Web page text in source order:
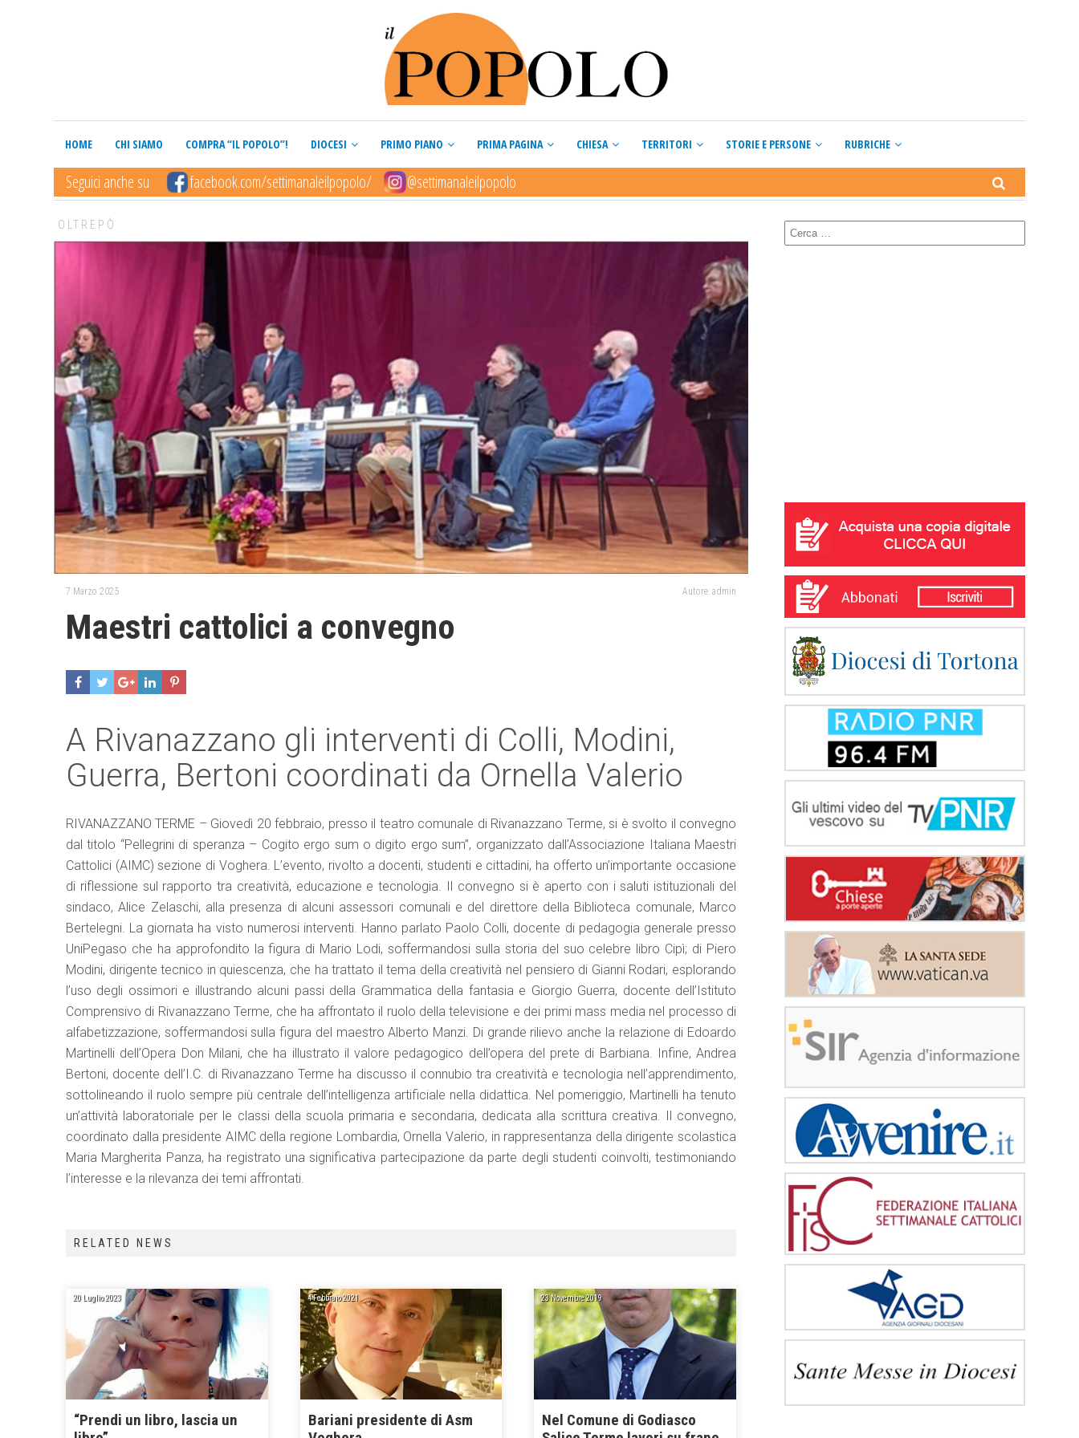
HOME CHI SIAMO COMPRA “IL POPOLO”! DIOCESI PRIMO PIANO PRIMA PAGINA CHIESA TERRITORI STORIE E PERSONE RUBRICHE
Seguici anche su facebook.com/settimanaleilpopolo/ @settimanaleilpopolo
OLTREPÒ
7 Marzo 2025 Autore: admin
Maestri cattolici a convegno
A Rivanazzano gli interventi di Colli, Modini,
Guerra, Bertoni coordinati da Ornella Valerio
RIVANAZZANO TERME – Giovedì 20 febbraio, presso il teatro comunale di Rivanazzano Terme, si è svolto il convegno
dal titolo “Pellegrini di speranza – Cogito ergo sum o digito ergo sum”, organizzato dall’Associazione Italiana Maestri
Cattolici (AIMC) sezione di Voghera. L’evento, rivolto a docenti, studenti e cittadini, ha offerto un’importante occasione
di riflessione sul rapporto tra creatività, educazione e tecnologia. Il convegno si è aperto con i saluti istituzionali del
sindaco, Alice Zelaschi, alla presenza di alcuni assessori comunali e del direttore della Biblioteca comunale, Marco
Bertelegni. La giornata ha visto numerosi interventi. Hanno parlato Paolo Colli, docente di pedagogia generale presso
UniPegaso che ha approfondito la figura di Mario Lodi, soffermandosi sulla storia del suo celebre libro Cipì; di Piero
Modini, dirigente tecnico in quiescenza, che ha trattato il tema della creatività nel pensiero di Gianni Rodari, esplorando
l’uso degli ossimori e illustrando alcuni passi della Grammatica della fantasia e Giorgio Guerra, docente dell’Istituto
Comprensivo di Rivanazzano Terme, che ha affrontato il ruolo della televisione e dei primi mass media nel processo di
alfabetizzazione, soffermandosi sulla figura del maestro Alberto Manzi. Di grande rilievo anche la relazione di Edoardo
Martinelli dell’Opera Don Milani, che ha illustrato il valore pedagogico dell’opera del prete di Barbiana. Infine, Andrea
Bertoni, docente dell’I.C. di Rivanazzano Terme ha discusso il connubio tra creatività e tecnologia nell’apprendimento,
sottolineando il ruolo sempre più centrale dell’intelligenza artificiale nella didattica. Nel pomeriggio, Martinelli ha tenuto
un’attività laboratoriale per le classi della scuola primaria e secondaria, dedicata alla scrittura creativa. Il convegno,
coordinato dalla presidente AIMC della regione Lombardia, Ornella Valerio, in rappresentanza della dirigente scolastica
Maria Margherita Panza, ha registrato una significativa partecipazione da parte degli studenti coinvolti, testimoniando
l’interesse e la rilevanza dei temi affrontati.
RELATED NEWS
20 Luglio 2023
“Prendi un libro, lascia un
4 Febbraio 2021
Bariani presidente di Asm
23 Novembre 2019
Nel Comune di Godiasco